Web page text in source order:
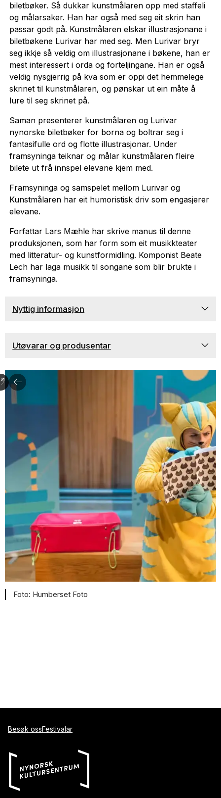
biletbøker. Så dukkar kunstmålaren opp med staffeli
og målarsaker. Han har også med seg eit skrin han
passar godt på. Kunstmålaren elskar illustrasjonane i
biletbøkene Lurivar har med seg. Men Lurivar bryr
seg ikkje så veldig om illustrasjonane i bøkene, han er
mest interessert i orda og forteljingane. Han er også
veldig nysgjerrig på kva som er oppi det hemmelege
skrinet til kunstmålaren, og pønskar ut ein måte å
lure til seg skrinet på.
Saman presenterer kunstmålaren og Lurivar
nynorske biletbøker for borna og boltrar seg i
fantasifulle ord og flotte illustrasjonar. Under
framsyninga teiknar og målar kunstmålaren fleire
bilete ut frå innspel elevane kjem med.
Framsyninga og samspelet mellom Lurivar og
Kunstmålaren har eit humoristisk driv som engasjerer
elevane.
Forfattar Lars Mæhle har skrive manus til denne
produksjonen, som har form som eit musikkteater
med litteratur- og kunstformidling. Komponist Beate
Lech har laga musikk til songane som blir brukte i
framsyninga.
Nyttig informasjon
Utøvarar og produsentar
Humberset Foto
Besøk ossFestivalar